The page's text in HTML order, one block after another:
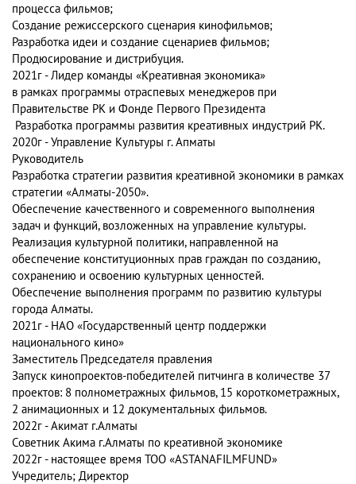
процесса фильмов;
Создание режиссерского сценария кинофильмов;
Разработка идеи и создание сценариев фильмов;
Продюсирование и дистрибуция.
2021г -Лидер команды «Креативная экономика»
в рамках программы отраспевых менеджеров при
Правительстве PK и Фонде Первого Президента
Разработка программы развития креативных индустрий PK.
2020г -Управление Культуры г. Апматы
Руководитель
Разработка стратегии развития креативной экономики в рамках
стратегии «Алматы-2050».
Обеспечение качественного и современного выполнения
задач и функций, возложенных на управление культуры.
Реализация культурной политики, направленной на
обеспечение конституционных прав граждан по созданию,
сохранению и освоению культурных ценностей.
Обеспечение выполнения программ по развитию культуры
города Алматы.
2021г - НАО «Государственный центр поддержки
национального кино»
Заместитель Председателя правления
Запуск кинопроектов-победителей питчинга в количестве 37
проектов: 8 полнометражных фильмов, 15 короткометражных,
2 анимационных и 12 документальных фильмов.
2022г -Акимат г.Алматы
Советник Акима г.Алматы по креативной экономике
​2022г - настоящее время TOO «ASTANAFILMFUND»
Учредитель; Директор